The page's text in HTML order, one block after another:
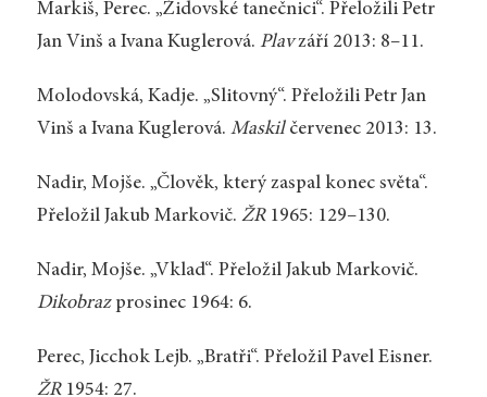
Markiš, Perec. „Židovské tanečnici“. Přeložili Petr
Jan Vinš a Ivana Kuglerová. Plavzáří 2013: 8–11.
Molodovská, Kadje. „Slitovný“. Přeložili Petr Jan
Vinš a Ivana Kuglerová. Maskil červenec 2013: 13.
Nadir, Mojše. „Člověk, který zaspal konec světa“.
Přeložil Jakub Markovič. ŽR 1965: 129–130.
Nadir, Mojše. „Vklad“. Přeložil Jakub Markovič.
Dikobraz prosinec 1964: 6.
Perec, Jicchok Lejb. „Bratři“. Přeložil Pavel Eisner.
ŽR 1954: 27.